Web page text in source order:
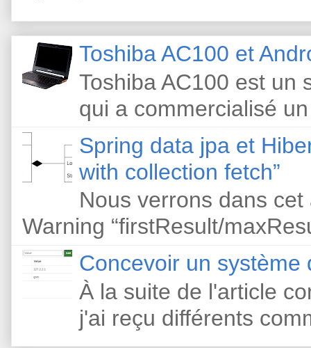
Toshiba AC100 et
Toshiba AC100 est un
qui a commercialisé
Spring data jpa et
with collection fetch”
Nous verrons dans
Warning “firstResult/
Concevoir un système
À la suite de l'article
j'ai reçu différents